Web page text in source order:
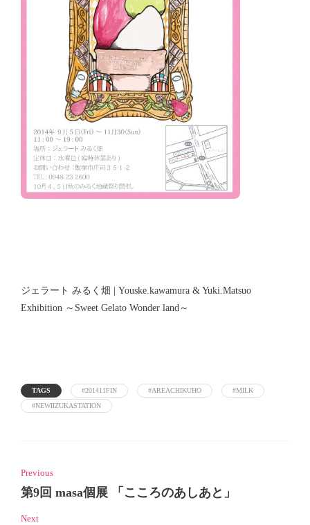
ジェラート みるく畑 | Youske.kawamura & Yuki.Matsuo
Exhibition ～Sweet Gelato Wonder land～
TAGS #201411FIN #AREACHIKUHO
#MILK
#NEWIIZUKASTATION
Previous
第9回 masa個展 「こころのあしあと」
Next